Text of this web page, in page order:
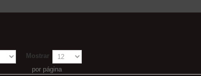
Mostrar
por página